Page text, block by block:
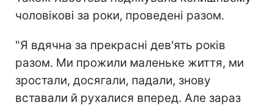
чоловікові за роки, проведені разом.
"Я вдячна за прекрасні дев'ять років
разом. Ми прожили маленьке життя, ми
зростали, досягали, падали, знову
вставали й рухалися вперед. Але зараз